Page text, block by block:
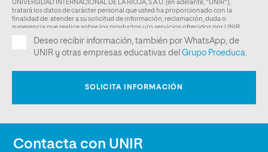
Contacta con UNIR